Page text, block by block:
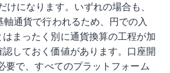
けになります。いずれの場合も、
軸通貨で行われるため、円での入
まったく別に通貨換算の工程が加
しておく価値があります。口座開
要で、すべてのプラットフォーム